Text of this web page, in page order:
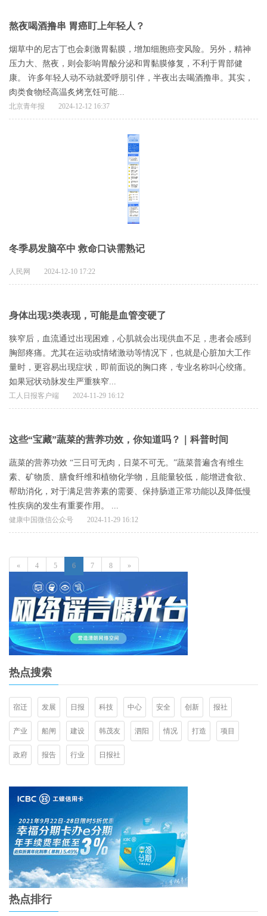
熬夜喝酒撸串 胃癌盯上年轻人？
烟草中的尼古丁也会刺激胃黏膜，增加细胞癌变风险。另外，精神
压力大、熬夜，则会影响胃酸分泌和胃黏膜修复，不利于胃部健
康。 许多年轻人动不动就爱呼朋引伴，半夜出去喝酒撸串。其实，
肉类食物经高温炙烤烹饪可能...
北京青年报 2024-12-12 16:37
冬季易发脑卒中 救命口诀需熟记
人民网 2024-12-10 17:22
身体出现3类表现，可能是血管变硬了
狭窄后，血流通过出现困难，心肌就会出现供血不足，患者会感到
胸部疼痛。尤其在运动或情绪激动等情况下，也就是心脏加大工作
量时，更容易出现症状，即前面说的胸口疼，专业名称叫心绞痛。
如果冠状动脉发生严重狭窄...
工人日报客户端 2024-11-29 16:12
这些“宝藏”蔬菜的营养功效，你知道吗？｜科普时间
蔬菜的营养功效 “三日可无肉，日菜不可无。”蔬菜普遍含有维生
素、矿物质、膳食纤维和植物化学物，且能量较低，能增进食欲、
帮助消化，对于满足营养素的需要、保持肠道正常功能以及降低慢
性疾病的发生有重要作用。 ...
健康中国微信公众号 2024-11-29 16:12
« 4 5 6 7 8 »
热点搜索
宿迁 发展 日报 科技 中心 安全 创新 报社
产业 船闸 建设 韩茂友 泗阳 情况 打造 项目
政府 报告 行业 日报社
热点排行